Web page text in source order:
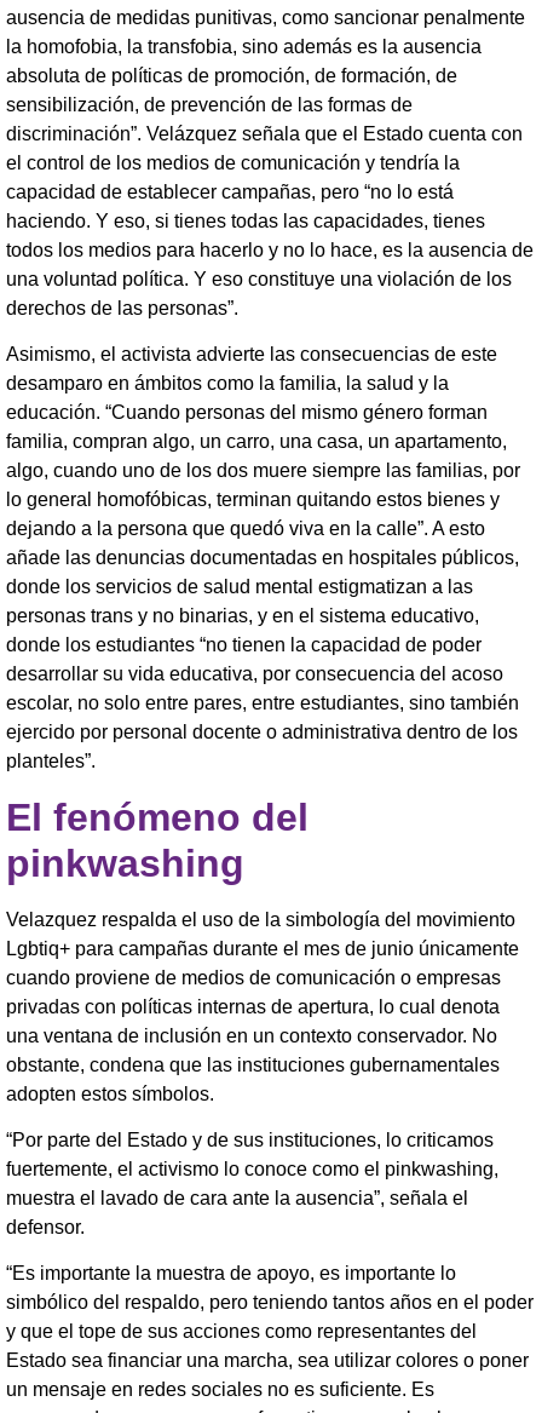
ausencia de medidas punitivas, como sancionar penalmente
la homofobia, la transfobia, sino además es la ausencia
absoluta de políticas de promoción, de formación, de
sensibilización, de prevención de las formas de
discriminación”. Velázquez señala que el Estado cuenta con
el control de los medios de comunicación y tendría la
capacidad de establecer campañas, pero “no lo está
haciendo. Y eso, si tienes todas las capacidades, tienes
todos los medios para hacerlo y no lo hace, es la ausencia de
una voluntad política. Y eso constituye una violación de los
derechos de las personas”.
Asimismo, el activista advierte las consecuencias de este
desamparo en ámbitos como la familia, la salud y la
educación. “Cuando personas del mismo género forman
familia, compran algo, un carro, una casa, un apartamento,
algo, cuando uno de los dos muere siempre las familias, por
lo general homofóbicas, terminan quitando estos bienes y
dejando a la persona que quedó viva en la calle”. A esto
añade las denuncias documentadas en hospitales públicos,
donde los servicios de salud mental estigmatizan a las
personas trans y no binarias, y en el sistema educativo,
donde los estudiantes “no tienen la capacidad de poder
desarrollar su vida educativa, por consecuencia del acoso
escolar, no solo entre pares, entre estudiantes, sino también
ejercido por personal docente o administrativa dentro de los
planteles”.
El fenómeno del
pinkwashing
Velazquez respalda el uso de la simbología del movimiento
Lgbtiq+ para campañas durante el mes de junio únicamente
cuando proviene de medios de comunicación o empresas
privadas con políticas internas de apertura, lo cual denota
una ventana de inclusión en un contexto conservador. No
obstante, condena que las instituciones gubernamentales
adopten estos símbolos.
“Por parte del Estado y de sus instituciones, lo criticamos
fuertemente, el activismo lo conoce como el pinkwashing,
muestra el lavado de cara ante la ausencia”, señala el
defensor.
“Es importante la muestra de apoyo, es importante lo
simbólico del respaldo, pero teniendo tantos años en el poder
y que el tope de sus acciones como representantes del
Estado sea financiar una marcha, sea utilizar colores o poner
un mensaje en redes sociales no es suficiente. Es